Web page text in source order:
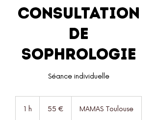
Consultation
de
Sophrologie
Séance individuelle
1 h 55 € MAMAS Toulouse